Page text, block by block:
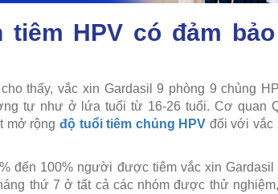
HPV có đảm bảo
thấy, vắc xin Gardasil 9 phòng 9 chủng
tự như ở lứa tuổi từ 16-26 tuổi. Cơ quan
mở rộng độ tuổi tiêm chủng HPV đối với vắc
đến 100% người được tiêm vắc xin
thứ 7 ở tất cả các nhóm được thử